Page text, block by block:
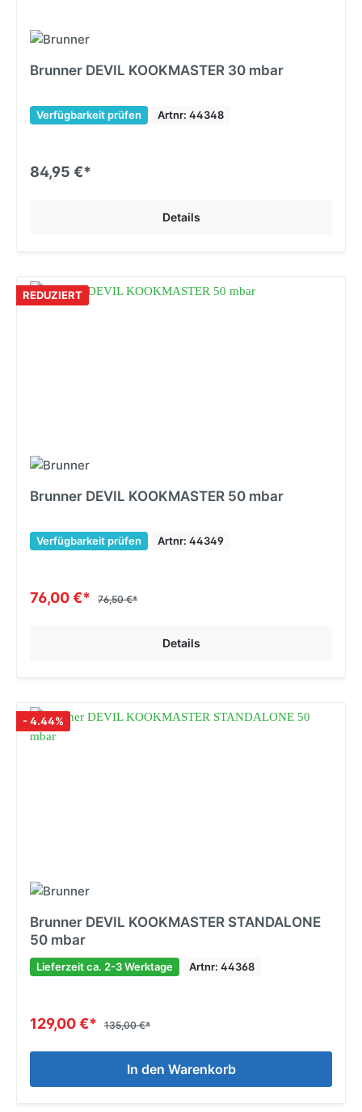
Brunner DEVIL KOOKMASTER 30 mbar
Verfügbarkeit prüfen Artnr: 44348
84,95 €*
Details
REDUZIERT
Brunner DEVIL KOOKMASTER 50 mbar
Verfügbarkeit prüfen Artnr: 44349
76,00 €* 76,50 €*
Details
- 4.44%
Brunner DEVIL KOOKMASTER STANDALONE
50 mbar
Lieferzeit ca. 2-3 Werktage Artnr: 44368
129,00 €* 135,00 €*
In den Warenkorb